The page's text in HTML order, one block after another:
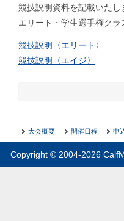
競技説明資料を記載いたし
エリート・学生選手権ク
競技説明〈エリート〉
競技説明〈エイジ〉
大会概要 開催日程 申
Copyright © 2004-2026